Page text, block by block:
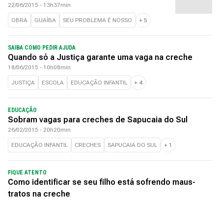
22/06/2015 - 13h37min
OBRA GUAÍBA SEU PROBLEMA É NOSSO + 5
SAIBA COMO PEDIR AJUDA
Quando só a Justiça garante uma vaga na creche
18/06/2015 - 10h08min
JUSTIÇA ESCOLA EDUCAÇÃO INFANTIL + 4
EDUCAÇÃO
Sobram vagas para creches de Sapucaia do Sul
26/02/2015 - 20h20min
EDUCAÇÃO INFANTIL CRECHES SAPUCAIA DO SUL + 1
FIQUE ATENTO
Como identificar se seu filho está sofrendo maus-
tratos na creche